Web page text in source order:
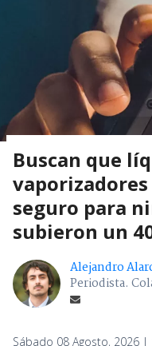
Buscan que
seguro para
subieron un
Alejandro
Periodista.
Sábado 08 Agosto, 2026 |